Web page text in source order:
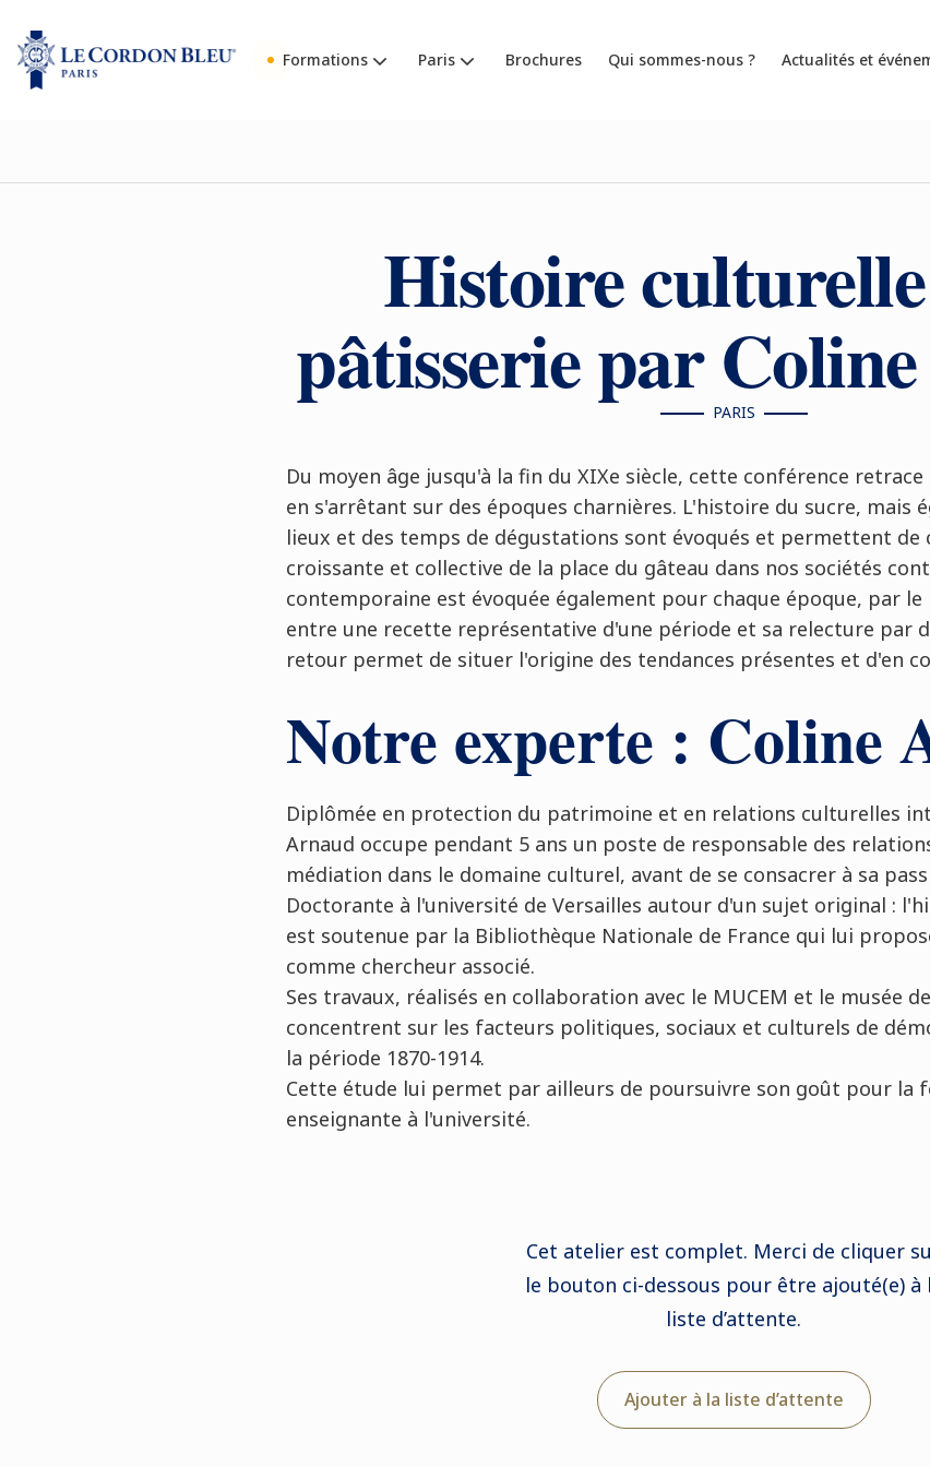
Formations Paris Brochures Qui sommes-nous ? Actualités et
Histoire
pâtisserie parPARIS
Du moyen âge jusqu'à la fin du XIXe siècle, cette conférence
en s'arrêtant sur des époques charnières. L'histoire du sucre, mais
lieux et des temps de dégustations sont évoqués et permettent
croissante et collective de la place du gâteau dans nos sociétés
contemporaine est évoquée également pour chaque époque, par
entre une recette représentative d'une période et sa relecture par
retour permet de situer l'origine des tendances présentes et d'en
Notre experte : Coline
Diplômée en protection du patrimoine et en relations culturelles
Arnaud occupe pendant 5 ans un poste de responsable des
médiation dans le domaine culturel, avant de se consacrer à sa
Doctorante à l'université de Versailles autour d'un sujet original :
est soutenue par la Bibliothèque Nationale de France qui lui
comme chercheur associé.
Ses travaux, réalisés en collaboration avec le MUCEM et le musée
concentrent sur les facteurs politiques, sociaux et culturels de
la période 1870-1914.
Cette étude lui permet par ailleurs de poursuivre son goût pour la
enseignante à l'université.
Cet atelier est complet. Merci de cliquer
le bouton ci-dessous pour être ajouté(e) à
liste d’attente.
Ajouter à la liste d’attente